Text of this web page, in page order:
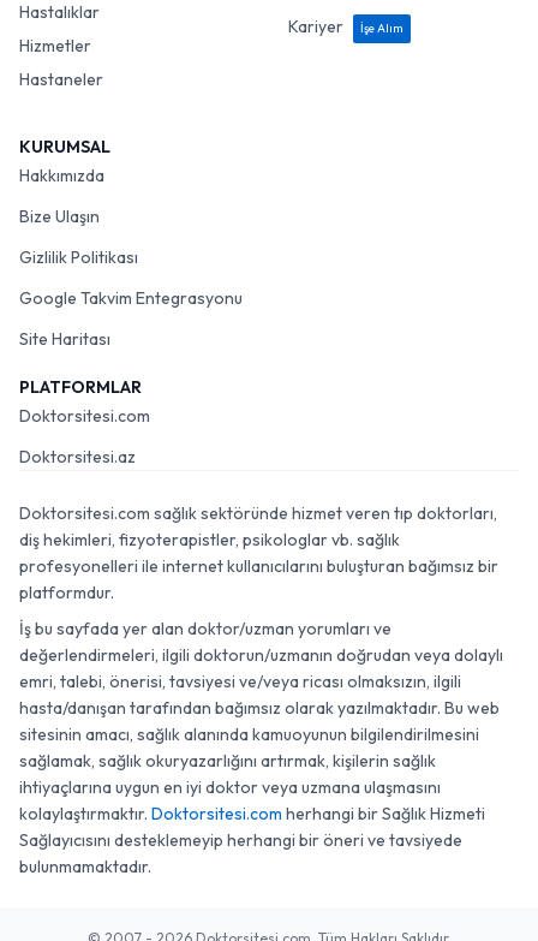
Hastalıklar
Hizmetler
Hastaneler
Kariyer
İşe Alım
KURUMSAL
Hakkımızda
Bize Ulaşın
Gizlilik Politikası
Google Takvim Entegrasyonu
Site Haritası
PLATFORMLAR
Doktorsitesi.com
Doktorsitesi.az
Doktorsitesi.com sağlık sektöründe hizmet veren tıp doktorları,
diş hekimleri, fizyoterapistler, psikologlar vb. sağlık
profesyonelleri ile internet kullanıcılarını buluşturan bağımsız bir
platformdur.
İş bu sayfada yer alan doktor/uzman yorumları ve
değerlendirmeleri, ilgili doktorun/uzmanın doğrudan veya dolaylı
emri, talebi, önerisi, tavsiyesi ve/veya ricası olmaksızın, ilgili
hasta/danışan tarafından bağımsız olarak yazılmaktadır. Bu web
sitesinin amacı, sağlık alanında kamuoyunun bilgilendirilmesini
sağlamak, sağlık okuryazarlığını artırmak, kişilerin sağlık
ihtiyaçlarına uygun en iyi doktor veya uzmana ulaşmasını
kolaylaştırmaktır. Doktorsitesi.com herhangi bir Sağlık Hizmeti
Sağlayıcısını desteklemeyip herhangi bir öneri ve tavsiyede
bulunmamaktadır.